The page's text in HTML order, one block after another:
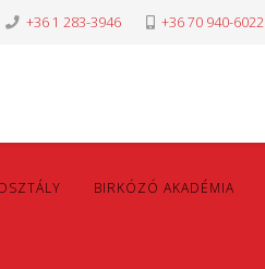
+36 1 283-3946 +36 70 940-6022
BIRKÓZÓ AKADÉMIA